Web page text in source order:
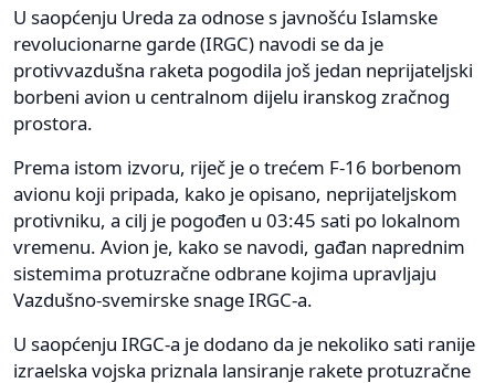
U saopćenju Ureda za odnose s javnošću Islamske
revolucionarne garde (IRGC) navodi se da je
protivvazdušna raketa pogodila još jedan neprijateljski
borbeni avion u centralnom dijelu iranskog zračnog
prostora.
Prema istom izvoru, riječ je o trećem F-16 borbenom
avionu koji pripada, kako je opisano, neprijateljskom
protivniku, a cilj je pogođen u 03:45 sati po lokalnom
vremenu. Avion je, kako se navodi, gađan naprednim
sistemima protuzračne odbrane kojima upravljaju
Vazdušno-svemirske snage IRGC-a.
U saopćenju IRGC-a je dodano da je nekoliko sati ranije
izraelska vojska priznala lansiranje rakete protuzračne